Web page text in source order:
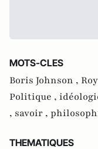
MOTS-CLES
Boris Johnson ,
Politique ,
, savoir ,
THEMATIQUES